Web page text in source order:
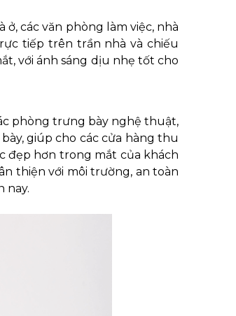
các văn phòng làm việc, nhà
tiếp trên trần nhà và chiếu
với ánh sáng dịu nhẹ tốt cho
phòng trưng bày nghệ thuật,
giúp cho các cửa hàng thu
đẹp hơn trong mắt của khách
thiện với môi trường, an toàn
nay.